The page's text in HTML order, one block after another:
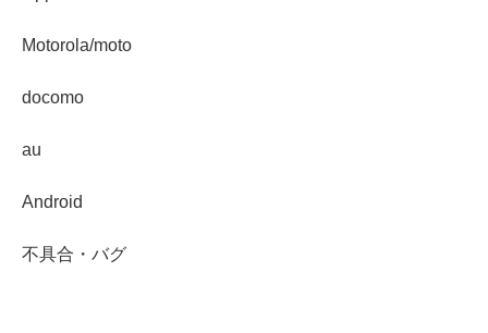
Motorola/moto
docomo
au
Android
不具合・バグ